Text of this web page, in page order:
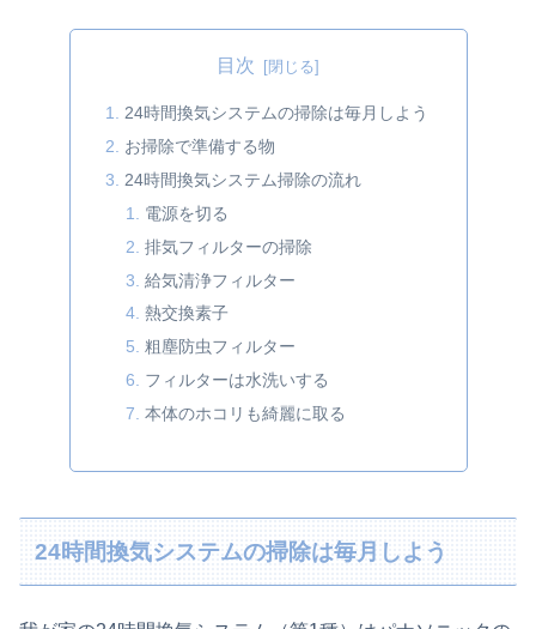
目次
24時間換気システムの掃除は毎月しよう
お掃除で準備する物
24時間換気システム掃除の流れ
電源を切る
排気フィルターの掃除
給気清浄フィルター
熱交換素子
粗塵防虫フィルター
フィルターは水洗いする
本体のホコリも綺麗に取る
24時間換気システムの掃除は毎月しよう